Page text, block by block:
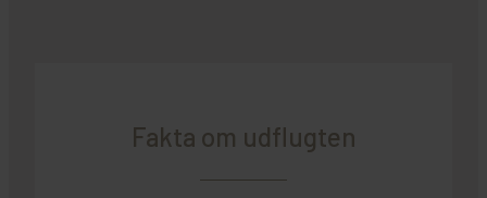
Fakta om udflugten